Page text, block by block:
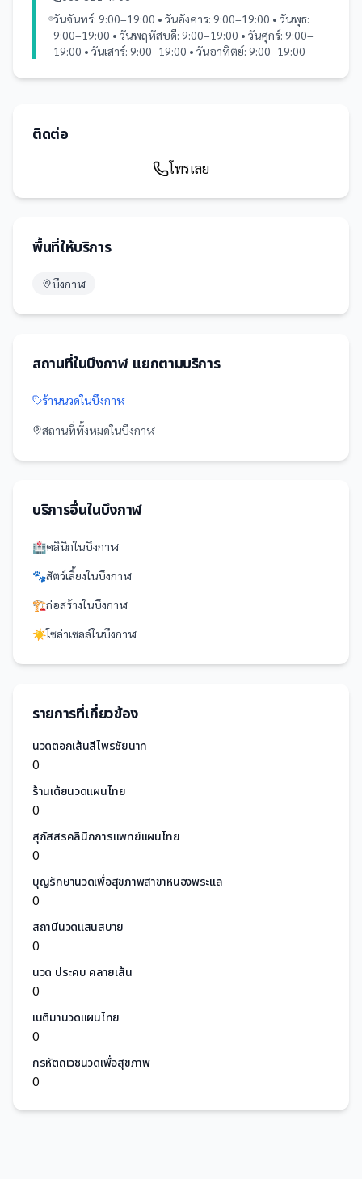
วันจันทร์: 9:00–19:00 • วันอังคาร: 9:00–19:00 • วันพุธ:
9:00–19:00 • วันพฤหัสบดี: 9:00–19:00 • วันศุกร์: 9:00–
19:00 • วันเสาร์: 9:00–19:00 • วันอาทิตย์: 9:00–19:00
ติดต่อ
โทรเลย
พื้นที่ให้บริการ
บึงกาฬ
สถานที่ในบึงกาฬแยกตามบริการ
ร้านนวดในบึงกาฬ
สถานที่ทั้งหมดในบึงกาฬ
บริการอื่นในบึงกาฬ
🏥คลินิกในบึงกาฬ
🐾สัตว์เลี้ยงในบึงกาฬ
🏗️ก่อสร้างในบึงกาฬ
☀️โซล่าเซลล์ในบึงกาฬ
รายการที่เกี่ยวข้อง
นวดตอกเส้นสีไพรชัยนาท
0
ร้านเต้ยนวดแผนไทย
0
สุภัสสรคลินิกการแพทย์แผนไทย
0
บุญรักษานวดเพื่อสุขภาพสาขาหนองพระแล
0
สถานีนวดแสนสบาย
0
นวด ประคบ คลายเส้น
0
เนติมานวดแผนไทย
0
กรหัตถเวชนวดเพื่อสุขภาพ
0